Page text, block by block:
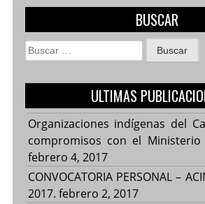
BUSCAR
Buscar:
ULTIMAS
Organizaciones indígenas del
compromisos con el Ministerio
febrero 4, 2017
CONVOCATORIA PERSONAL –
2017. febrero 2, 2017